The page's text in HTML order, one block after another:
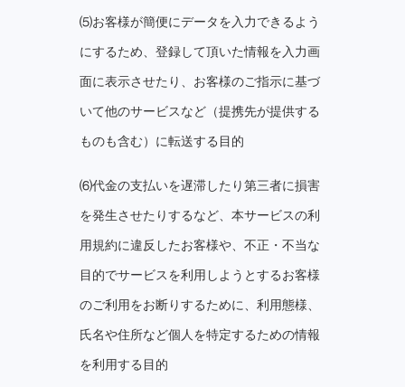
⑸お客様が簡便にデータを⼊⼒できるよう
にするため、登録して頂いた情報を⼊⼒画
⾯に表⽰させたり、お客様のご指⽰に基づ
いて他のサービスなど（提携先が提供する
ものも含む）に転送する⽬的
⑹代⾦の⽀払いを遅滞したり第三者に損害
を発⽣させたりするなど、本サービスの利
⽤規約に違反したお客様や、不正・不当な
⽬的でサービスを利⽤しようとするお客様
のご利⽤をお断りするために、利⽤態様、
⽒名や住所など個⼈を特定するための情報
を利⽤する⽬的